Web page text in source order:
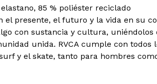
85 % poliéster reciclado
el presente, el futuro y la vida en su
con sustancia y cultura, uniéndolos
unida. RVCA cumple con todos
y el skate, tanto para hombres